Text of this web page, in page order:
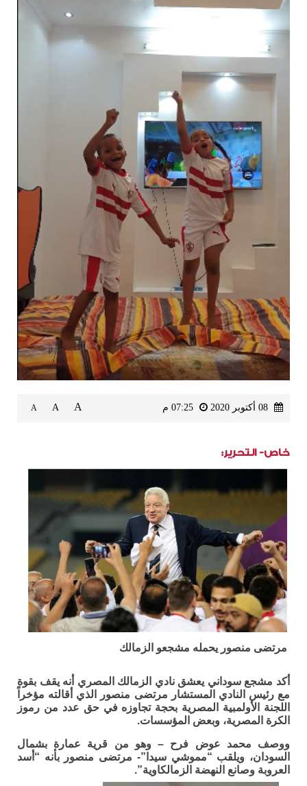
A
A
A
خاص- التحرير:
مرتضى منصور يحمله مشجعو الزمالك
أكد مشجع سوداني يعشق نادي الزمالك المصري أنه يقف بقوة
مع رئيس النادي المستشار مرتضى منصور الذي أقالته مؤخراً
اللجنة الأولمبية المصرية بحجة تجاوزه في حق عدد من رموز
الكرة المصرية، وبعض المؤسسات.
ووصف محمد عوض فرح – وهو من قرية عمارة بشمال
السودان، ويلقب “مموشي سيدا”- مرتضى منصور بأنه “أسد
العروبة وصانع النهضة الزمالكاوية”.